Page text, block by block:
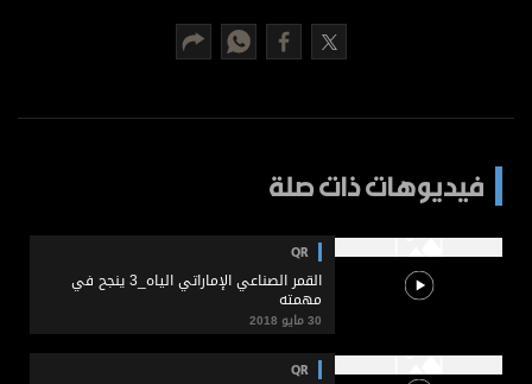
الأحوال الجوية
فيديوهات ذات صلة
QR
القمر الصناعي الإماراتي الياه_3 ينجح في
مهمته
30 مايو 2018
QR